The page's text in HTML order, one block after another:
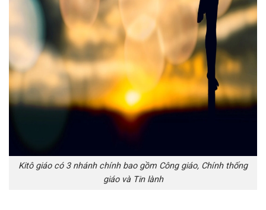
Kitô giáo có 3 nhánh chính bao gồm Công giáo, Chính thống
giáo và Tin lành